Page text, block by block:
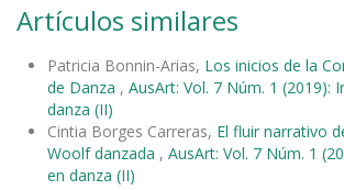
Artículos similares
Patricia Bonnin-Arias, Los inicios de la
de Danza , AusArt: Vol. 7 Núm. 1 (2019):
danza (II)
Cintia Borges Carreras, El fluir narrativo
Woolf danzada , AusArt: Vol. 7 Núm. 1
en danza (II)